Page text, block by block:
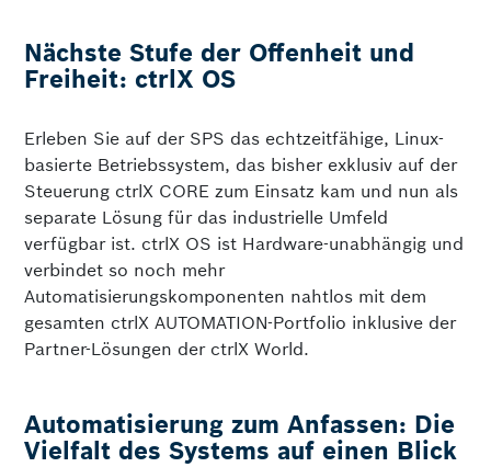
Nächste Stufe der Offenheit und
Freiheit: ctrlX OS
Erleben Sie auf der SPS das echtzeitfähige, Linux-
basierte Betriebssystem, das bisher exklusiv auf der
Steuerung ctrlX CORE zum Einsatz kam und nun als
separate Lösung für das industrielle Umfeld
verfügbar ist. ctrlX OS ist Hardware-unabhängig und
verbindet so noch mehr
Automatisierungskomponenten nahtlos mit dem
gesamten ctrlX AUTOMATION-Portfolio inklusive der
Partner-Lösungen der ctrlX World.
Automatisierung zum Anfassen: Die
Vielfalt des Systems auf einen Blick